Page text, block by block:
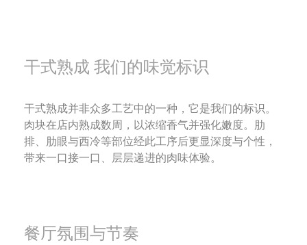
干式熟成 我们的味觉标识
干式熟成并非众多工艺中的一种，它是我们的标识。
肉块在店内熟成数周，以浓缩香气并强化嫩度。肋
排、肋眼与西冷等部位经此工序后更显深度与个性，
带来一口接一口、层层递进的肉味体验。
餐厅氛围与节奏